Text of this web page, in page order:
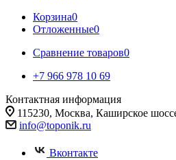
Корзина0
Отложенные0
Сравнение товаров0
+7 966 978 10 69
Контактная информация
115230, Москва, Каширское
info@toponik.ru
Вконтакте